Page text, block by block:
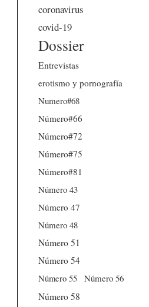
coronavirus
covid-19
Dossier
Entrevistas
erotismo y pornografía
Numero#68
Número#66
Número#72
Número#75
Número#81
Número 43
Número 47
Número 48
Número 51
Número 54
Número 55
Número 56
Número 58